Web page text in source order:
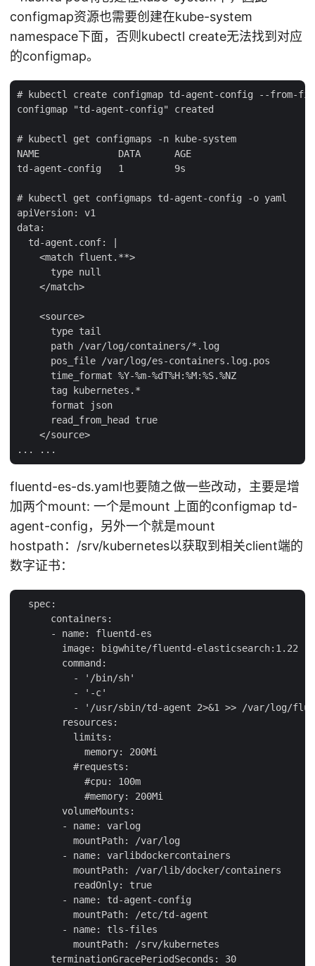
configmap资源也需要创建在kube-system
namespace下面，否则kubectl create无法找到对应
的configmap。
# kubectl create configmap td-agent-config --from-
configmap "td-agent-config" created
# kubectl get configmaps -n kube-system
NAME              DATA      AGE
td-agent-config   1         9s
# kubectl get configmaps td-agent-config -o yaml
apiVersion: v1
data:
  td-agent.conf: |
    <match fluent.**>
      type null
    </match>
    <source>
      type tail
      path /var/log/containers/*.log
      pos_file /var/log/es-containers.log.pos
      time_format %Y-%m-%dT%H:%M:%S.%NZ
      tag kubernetes.*
      format json
      read_from_head true
    </source>
fluentd-es-ds.yaml也要随之做一些改动，主要是增
加两个mount: 一个是mount 上面的configmap td-
agent-config，另外一个就是mount
hostpath：/srv/kubernetes以获取到相关client端的
数字证书：
  spec:
      containers:
      - name: fluentd-es
        image: bigwhite/fluentd-elasticsearch:1.22
        command:
          - '/bin/sh'
          - '-c'
- '/usr/sbin/td-agent 2>&1 >> /var/log/
        resources:
          limits:
            memory: 200Mi
          #requests:
            #cpu: 100m
            #memory: 200Mi
        volumeMounts:
        - name: varlog
          mountPath: /var/log
        - name: varlibdockercontainers
          mountPath: /var/lib/docker/containers
          readOnly: true
        - name: td-agent-config
          mountPath: /etc/td-agent
        - name: tls-files
          mountPath: /srv/kubernetes
      terminationGracePeriodSeconds: 30